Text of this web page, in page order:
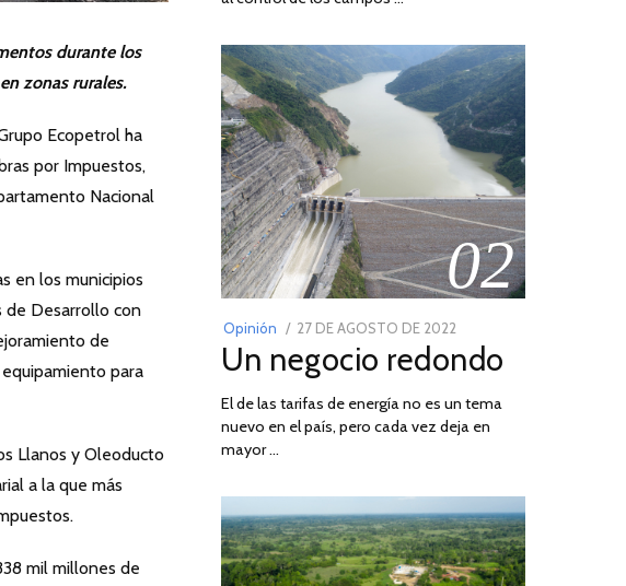
durante los
zonas rurales.
Ecopetrol ha
por Impuestos,
Nacional
en los municipios
de Desarrollo con
de
para
Llanos y Oleoducto
a la que más
mil millones de
02
Opinión
POSTED
ON
27 DE AGOSTO DE 2022
DE
DE
2022
Un negocio redondo
El de las tarifas de energía no es un tema
nuevo en el país, pero cada vez deja en
mayor …